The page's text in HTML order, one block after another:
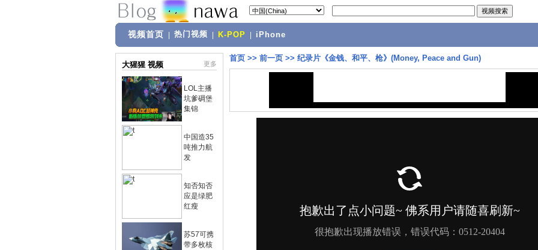
视频首页 热门视频 K-POP iPhone
大猩猩 视频 更多
LOL主播
坑爹碉堡
集锦
中国造35
吨推力航
发
知否知否
应是绿肥
红瘦
苏57可携
带多枚核
首页 >> 前一页 >> 纪录片《金钱、和平、枪》(Money, Peace and Gun)